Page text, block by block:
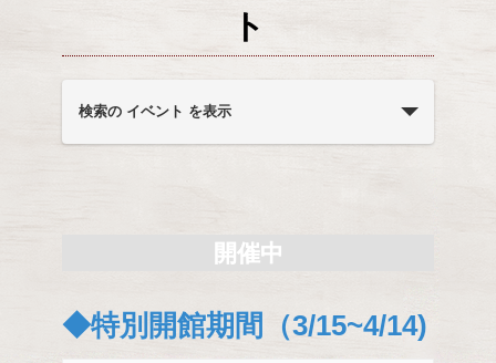
ト
イ
ベ
ン
ナ
検索の イベント を表示
開催中
◆特別開館期間（3/15~4/14)